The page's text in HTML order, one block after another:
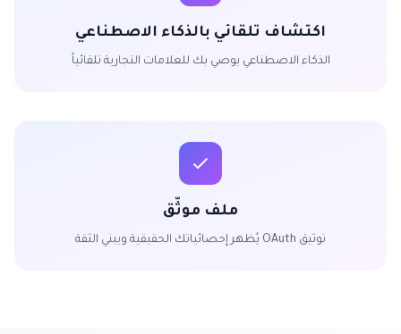
اكتشاف تلقائي بالذكاء الاصطناعي
الذكاء الاصطناعي يوصي بك للعلامات التجارية تلقائياً
ملف موثّق
توثيق OAuth يُظهر إحصائياتك الحقيقية ويبني الثقة